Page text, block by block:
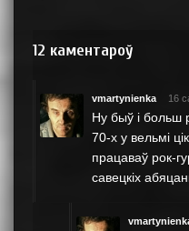
12 каментароў
vmartynienka 16
Ну быў і больш
70-х у вельмі
працаваў рок-
савецкіх